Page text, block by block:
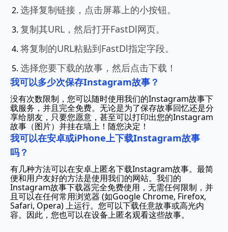
选择复制链接，点击屏幕上的小按钮。
复制其URL，然后打开FastDl网页。
将复制的URL粘贴到FastDl指定字段。
选择您要下载的故事，然后点击下载！
我可以多少次保存Instagram故事？
没有次数限制，您可以随时使用我们的Instagram故事下
载服务，并且完全免费。无论是为了保存故事回忆还是分
享给朋友，只要您愿意，甚至可以打印出您的Instagram
故事（图片）并挂在墙上！随您决定！
我可以在安卓或iPhone上下载Instagram故事
吗？
有几种方法可以在安卓上匿名下载Instagram故事。最简
便和用户友好的方法是使用我们的网站。我们的
Instagram故事下载器完全免费使用，无需任何限制，并
且可以在任何常用浏览器 (如Google Chrome, Firefox,
Safari, Opera) 上运行。您可以下载任意故事或高光内
容。因此，您也可以在设备上匿名观看这些故事。